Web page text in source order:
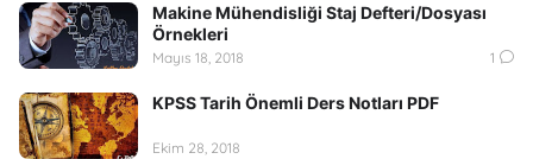
Makine Mühendisliği Staj Defteri/Dosyası
Örnekleri
Mayıs 18, 2018 1
KPSS Tarih Önemli Ders Notları PDF
Ekim 28, 2018